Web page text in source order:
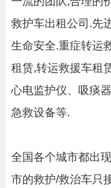
救护车出租公司.先
生命安全.重症转运
租赁,转运救援车租
心电监护仪、吸痰
急救设备等.
全国各个城市都出
市的救护/救治车只